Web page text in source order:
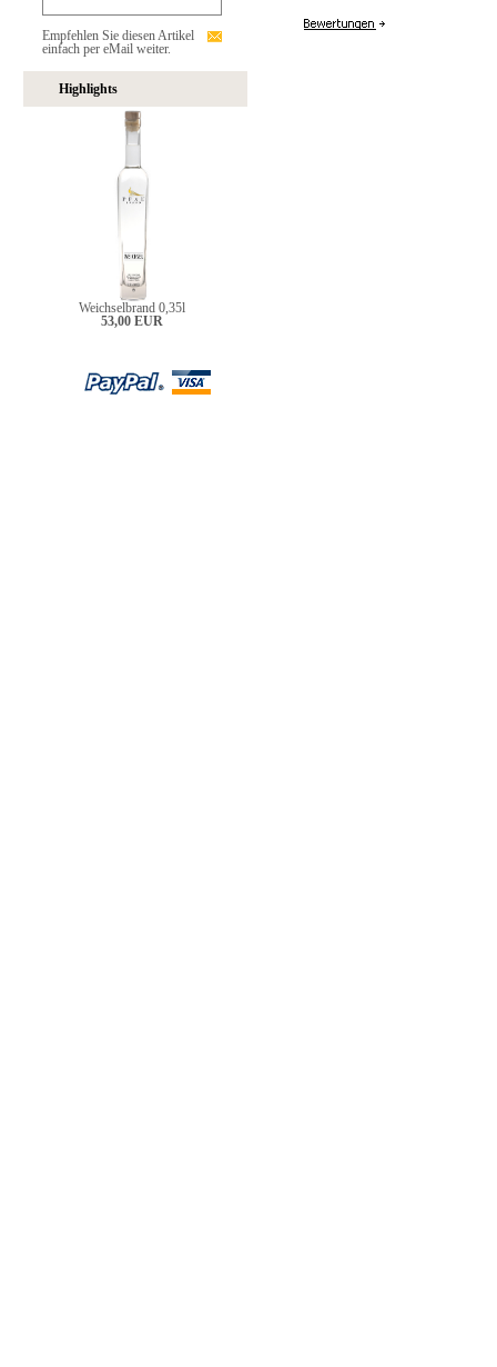
Empfehlen Sie diesen Artikel
einfach per eMail weiter.
Highlights
Weichselbrand 0,35l
53,00 EUR